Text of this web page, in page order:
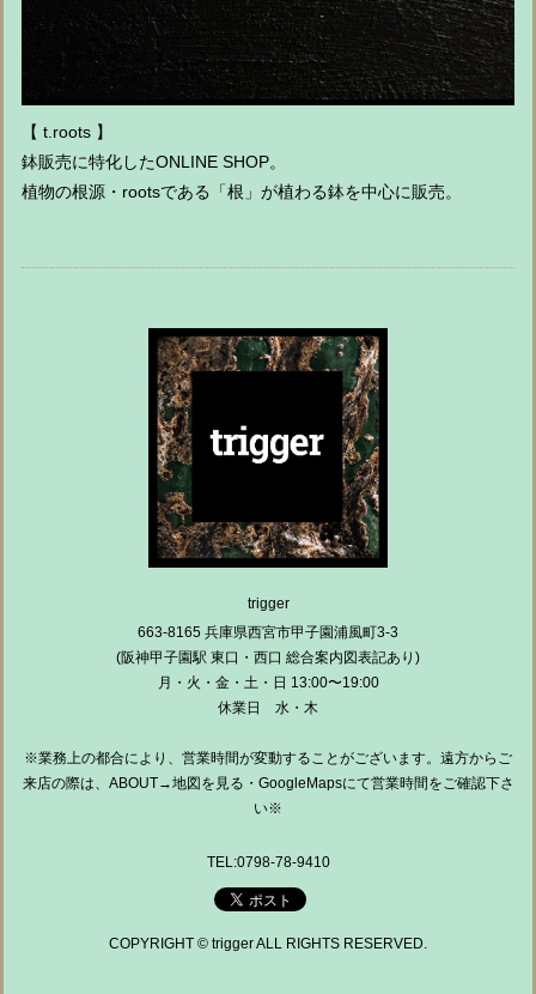
【 t.roots 】
鉢販売に特化したONLINE SHOP。
植物の根源・rootsである「根」が植わる鉢を中心に販売。
trigger
663-8165 兵庫県西宮市甲子園浦風町3-3
(阪神甲子園駅 東口・西口 総合案内図表記あり)
月・火・金・土・日 13:00〜19:00
休業日 水・木
※業務上の都合により、営業時間が変動することがございます。遠方からご
来店の際は、ABOUT→地図を見る・GoogleMapsにて営業時間をご確認下さ
い※
TEL:0798-78-9410
COPYRIGHT © trigger ALL RIGHTS RESERVED.